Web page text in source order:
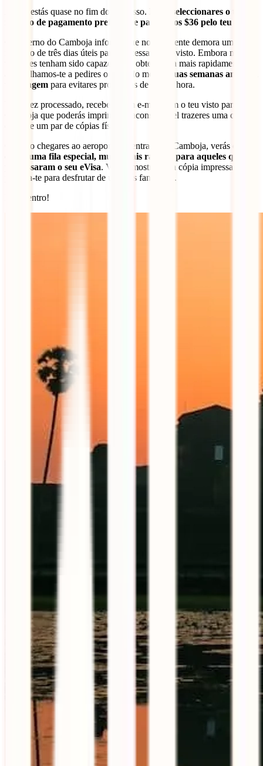
Agora estás quase no fim do processo. Basta
seleccionares o teu
método de pagamento preferido e pagares os $36 pelo teu eVisa.
O governo do Camboja informa que normalmente demora um
máximo de três dias úteis para processar o teu visto. Embora muitos
viajantes tenham sido capazes de o obter ainda mais rapidamente,
aconselhamos-te a pedires o teu pelo menos
duas semanas antes da
tua viagem para evitares problemas de última hora.
Uma vez processado, receberás um e-mail com o teu visto para o
Camboja que poderás imprimir. É aconselhável trazeres uma cópia
digital e um par de cópias físicas.
Quando chegares ao aeroporto de entrada no Camboja, verás que
existe uma fila especial, muito mais rápida, para aqueles que já
processaram o seu eVisa. Vai lá, mostra a tua cópia impressa e
prepara-te para desfrutar de um país fantástico.
Está dentro!